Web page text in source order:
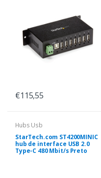
€115,55
Hubs Usb
StarTech.com ST4200MINIC
hub de interface USB 2.0
Type-C 480 Mbit/s Preto